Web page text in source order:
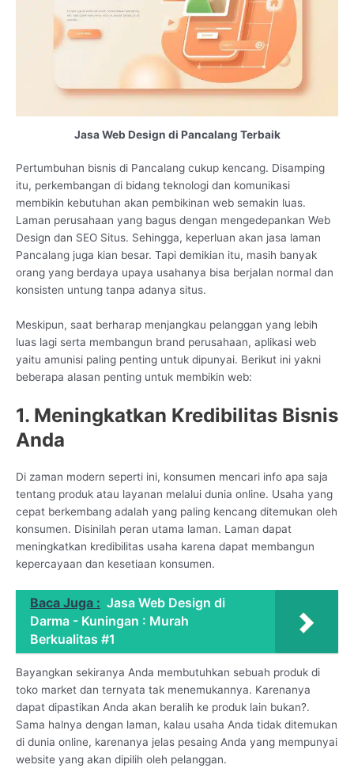
Jasa Web Design di Pancalang Terbaik
Pertumbuhan bisnis di Pancalang cukup kencang. Disamping
itu, perkembangan di bidang teknologi dan komunikasi
membikin kebutuhan akan pembikinan web semakin luas.
Laman perusahaan yang bagus dengan mengedepankan Web
Design dan SEO Situs. Sehingga, keperluan akan jasa laman
Pancalang juga kian besar. Tapi demikian itu, masih banyak
orang yang berdaya upaya usahanya bisa berjalan normal dan
konsisten untung tanpa adanya situs.
Meskipun, saat berharap menjangkau pelanggan yang lebih
luas lagi serta membangun brand perusahaan, aplikasi web
yaitu amunisi paling penting untuk dipunyai. Berikut ini yakni
beberapa alasan penting untuk membikin web:
1. Meningkatkan Kredibilitas Bisnis
Anda
Di zaman modern seperti ini, konsumen mencari info apa saja
tentang produk atau layanan melalui dunia online. Usaha yang
cepat berkembang adalah yang paling kencang ditemukan oleh
konsumen. Disinilah peran utama laman. Laman dapat
meningkatkan kredibilitas usaha karena dapat membangun
kepercayaan dan kesetiaan konsumen.
Baca Juga : Jasa Web Design di
Darma - Kuningan : Murah
Berkualitas #1
Bayangkan sekiranya Anda membutuhkan sebuah produk di
toko market dan ternyata tak menemukannya. Karenanya
dapat dipastikan Anda akan beralih ke produk lain bukan?.
Sama halnya dengan laman, kalau usaha Anda tidak ditemukan
di dunia online, karenanya jelas pesaing Anda yang mempunyai
website yang akan dipilih oleh pelanggan.